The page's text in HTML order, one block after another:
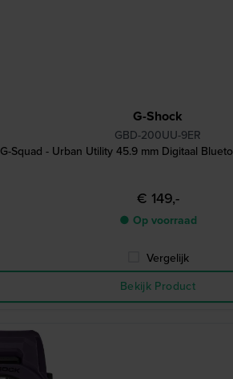
G-Shock
GBD-200UU-9ER
G-Squad - Urban Utility 45.9 mm Digitaal
€ 149,-
● Op voorraad
Vergelijk
Bekijk Product